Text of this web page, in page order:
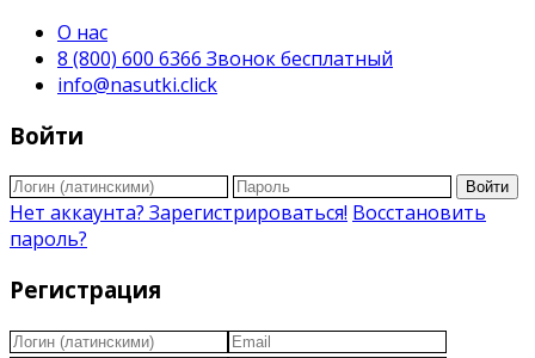
О нас
8 (800) 600 6366 Звонок бесплатный
info@nasutki.click
Войти
Войти
Нет аккаунта? Зарегистрироваться! Восстановить
пароль?
Регистрация